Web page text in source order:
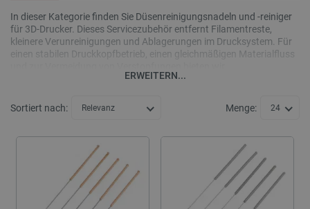
In dieser Kategorie finden Sie Düsenreinigungsnadeln und -reiniger
für 3D-Drucker. Dieses Servicezubehör entfernt Filamentreste,
kleinere Verunreinigungen und Ablagerungen im Drucksystem. Für
einen stabilen Druckkopfbetrieb, einen gleichmäßigen Materialfluss
Düsenreinigungsnadeln und -reiniger für Drucker von Bambu Lab,
ERWEITERN...
Sortiert nach: Relevanz Menge: 24